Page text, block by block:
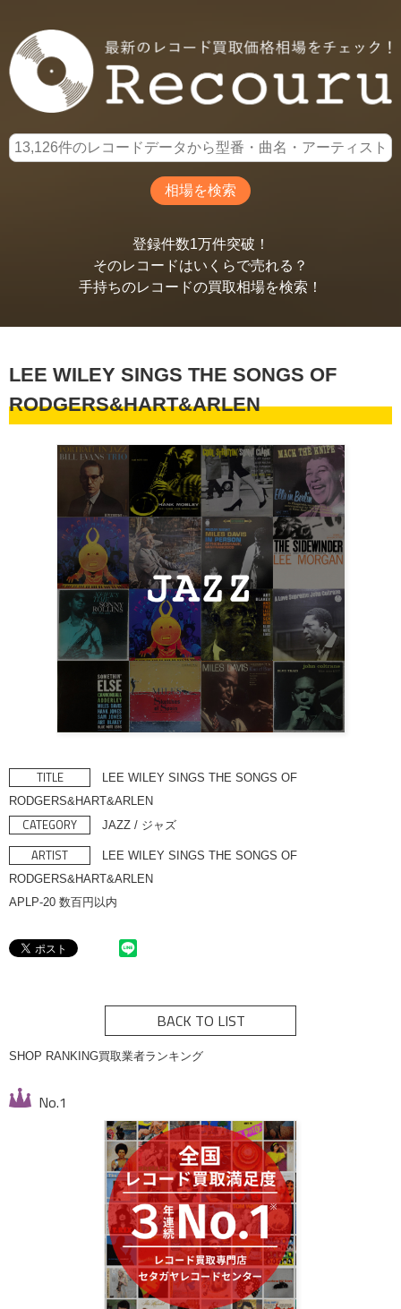
登録件数1万件突破！
そのレコードはいくらで売れる？
手持ちのレコードの買取相場を検索！
LEE WILEY SINGS THE SONGS OF
RODGERS&HART&ARLEN
TITLE
LEE WILEY SINGS THE SONGS OF
RODGERS&HART&ARLEN
CATEGORY JAZZ / ジャズ
ARTIST
LEE WILEY SINGS THE SONGS OF
RODGERS&HART&ARLEN
APLP-20 数百円以内
BACK TO LIST
SHOP RANKING買取業者ランキング